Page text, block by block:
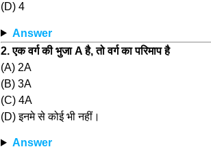
(D) 4
Answer
2. एक वर्ग की भुजा A है, तो वर्ग का परिमाप है
(A) 2A
(B) 3A
(C) 4A
(D) इनमे से कोई भी नहीं।
Answer